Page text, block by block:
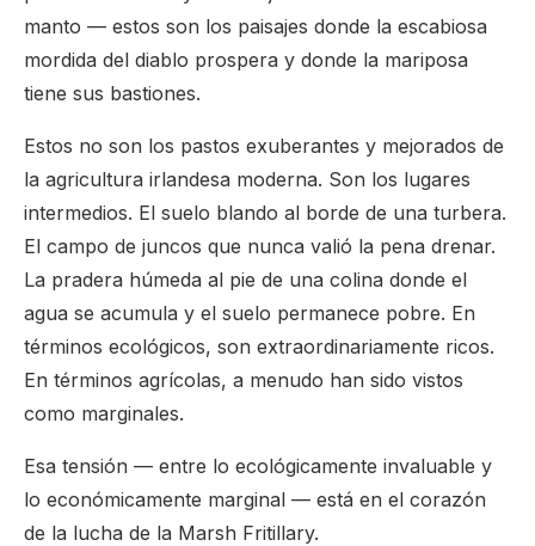
manto — estos son los paisajes donde la escabiosa
mordida del diablo prospera y donde la mariposa
tiene sus bastiones.
Estos no son los pastos exuberantes y mejorados de
la agricultura irlandesa moderna. Son los lugares
intermedios. El suelo blando al borde de una turbera.
El campo de juncos que nunca valió la pena drenar.
La pradera húmeda al pie de una colina donde el
agua se acumula y el suelo permanece pobre. En
términos ecológicos, son extraordinariamente ricos.
En términos agrícolas, a menudo han sido vistos
como marginales.
Esa tensión — entre lo ecológicamente invaluable y
lo económicamente marginal — está en el corazón
de la lucha de la Marsh Fritillary.